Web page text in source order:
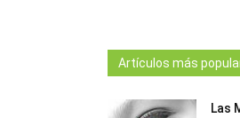
Artículos más
Las